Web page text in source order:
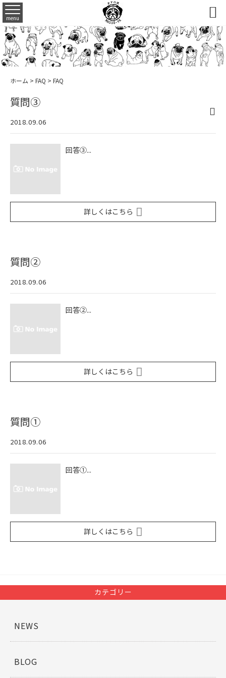
menu 
ホーム > FAQ > FAQ
質問③
2018.09.06
回答③...
詳しくはこちら
質問②
2018.09.06
回答②...
詳しくはこちら
質問①
2018.09.06
回答①...
詳しくはこちら
カテゴリー
NEWS
BLOG